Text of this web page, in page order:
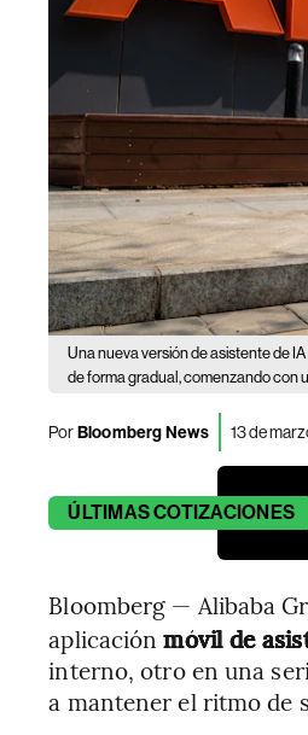
Una nueva versión de asistente de
de forma gradual, comenzando con
PorBloomberg News 13 de
ÚLTIMASCOTIZACIONES
Bloomberg — Alibaba
aplicaciónmóvil de
interno, otro en una
a mantener el ritmo de